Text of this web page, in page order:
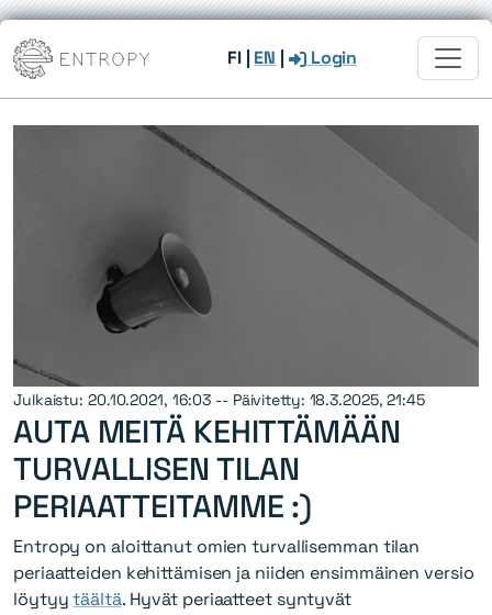
FI| EN | Login
Julkaistu: 20.10.2021, 16:03 -- Päivitetty: 18.3.2025, 21:45
AUTA MEITÄ KEHITTÄMÄÄN
TURVALLISEN TILAN
PERIAATTEITAMME :)
Entropy on aloittanut omien turvallisemman tilan
periaatteiden kehittämisen ja niiden ensimmäinen versio
löytyytäältä. Hyvät periaatteet syntyvät